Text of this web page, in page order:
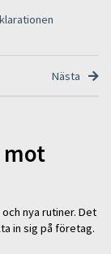
Nästa
mot
nya rutiner. Det
in sig på företag.